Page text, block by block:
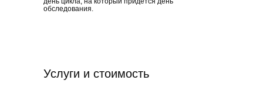
Услуги и стоимость
обследования.